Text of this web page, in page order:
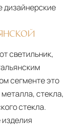
дизайнерские
светильник,
сегменте это
стекла,
стекла.